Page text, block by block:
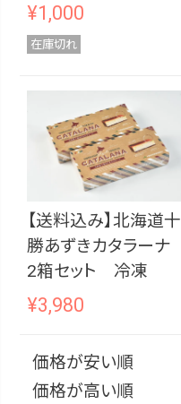
¥1,000
在庫切れ
【送料込み】北海道十
勝あずきカタラーナ
2箱セット 冷凍
¥3,980
価格が安い順
価格が高い順